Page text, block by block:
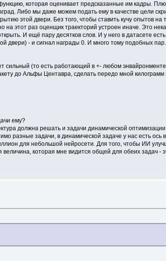
которая оценивает предсказанные им кадры.
Либо мы даже можем подать ему в качестве цели
этой двери. Без того, чтобы ставить кучу опытов на
этот раз оценщик траекторий устроен иначе. Это
И ещё пару десятков слов. И у него в датасете
двери) - и сигнал награды 0. И много тому подобных
сильный (то есть работающий в +- любом
до Альфы Центавра, сделать передо мной
ему?
должна решать и задачи динамической
разные задачи, в динамической задаче у нас есть
для небольшой нейросети. Для того, чтобы ИИ
которая мне видится общей для обеих задач -